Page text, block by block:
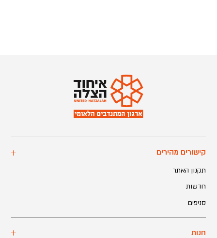
קישורים מהירים
תקנון האתר
חדשות
סניפים
חנות